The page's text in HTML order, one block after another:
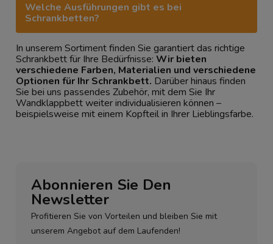
Welche Ausführungen gibt es bei
Schrankbetten?
In unserem Sortiment finden Sie garantiert das richtige
Schrankbett für Ihre Bedürfnisse: Wir bieten
verschiedene Farben, Materialien und verschiedene
Optionen für Ihr Schrankbett. Darüber hinaus finden
Sie bei uns passendes Zubehör, mit dem Sie Ihr
Wandklappbett weiter individualisieren können –
beispielsweise mit einem Kopfteil in Ihrer Lieblingsfarbe.
Abonnieren Sie Den
Newsletter
Profitieren Sie von Vorteilen und bleiben Sie mit
unserem Angebot auf dem Laufenden!